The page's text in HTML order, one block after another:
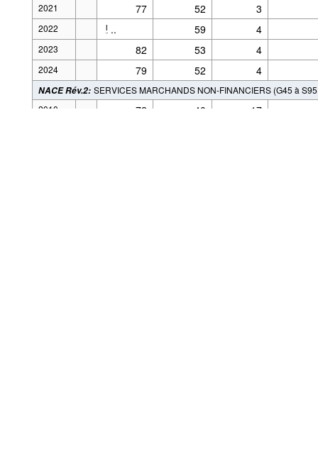
2021 77 52 3
2022 l .. 59 4
2023 82 53 4
2024 79 52 4
NACE Rév.2: SERVICES MARCHANDS NON-FINANCIERS (G45 à
2010
72 40 17
Alimenté par la
.Stat Suite
Aspects légaux